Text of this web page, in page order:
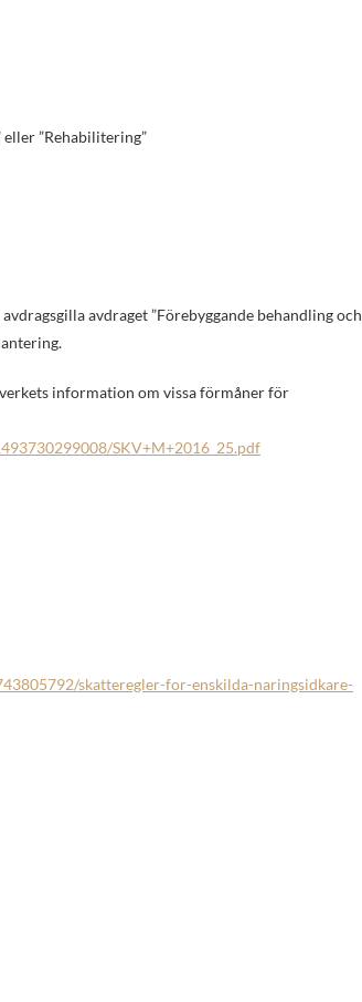
eller ”Rehabilitering”
avdraget ”Förebyggande behandling och
information om vissa förmåner för
SKV+M+2016_25.pdf
skatteregler-for-enskilda-naringsidkare-